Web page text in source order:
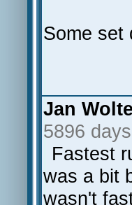
Some set
Jan
5896
Fastest
was a bit
wasn't